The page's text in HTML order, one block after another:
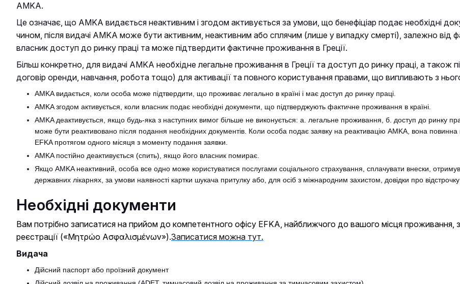
AMKA.
Це означає, що AMKA видається неактивним і згодом активується за умови, що бенефіціар подає необхідні
чином, після видачі AMKA може бути активним, неактивним або сплячим (лише у випадку смерті), залежно від
власник доступ до ринку праці та може підтвердити фактичне проживання в Греції.
Більш конкретно, для видачі AMKA необхідне легальне проживання в Греції та доступ до ринку праці, а
договір оренди, навчання, робота тощо) для активації та повного користування правами, що випливають з
AMKA видається, коли особа може підтвердити, що проживає легально в країні і має доступ до ринку праці.
AMKA згодом активується, коли власник подає необхідні документи, що підтверджують фактичне проживання в країні.
AMKA деактивується, якщо будь-яка з наступних вимог більше не виконується: а. легальне проживання, б. доступ до ринку
може бути реактивовано після подання необхідних документів. Коли особа подає заявку на реактивацію AMKA, вона повинна
EFKA протягом одного місяця з моменту подання заявки.
AMKA постійно деактивується (спить), якщо його власник помирає.
Якщо AMKA неактивний, особа все одно може користуватися послугами соціального страхування, сплачувати внески,
державних лікарнях, за умови наявності картки шукача притулку або, для осіб з міжнародним захистом, довідки про
Необхідні документи
Вам потрібно записатися на прийом до компетентного офісу EFKA, найближчого до вашого місця проживання,
реєстрації («Μητρώο Ασφαλισμένων»).Записатися можна тут.
Видача
Дійсний паспорт або проїзний документ